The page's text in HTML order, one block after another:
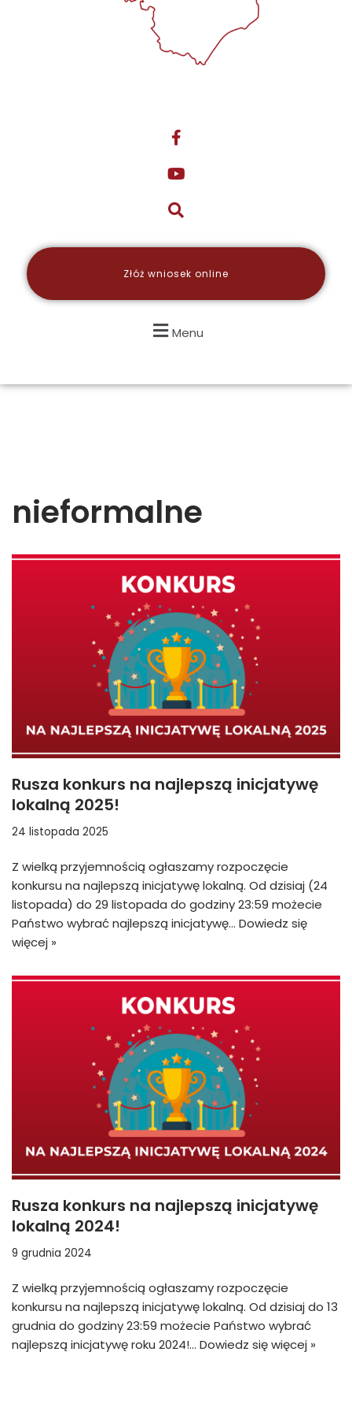
Złóż wniosek online
Menu
nieformalne
Rusza konkurs na najlepszą inicjatywę
lokalną 2025!
24 listopada 2025
Z wielką przyjemnością ogłaszamy rozpoczęcie
konkursu na najlepszą inicjatywę lokalną. Od dzisiaj (24
listopada) do 29 listopada do godziny 23:59 możecie
Państwo wybrać najlepszą inicjatywę… Dowiedz się
więcej »
Rusza konkurs na najlepszą inicjatywę
lokalną 2024!
9 grudnia 2024
Z wielką przyjemnością ogłaszamy rozpoczęcie
konkursu na najlepszą inicjatywę lokalną. Od dzisiaj do 13
grudnia do godziny 23:59 możecie Państwo wybrać
najlepszą inicjatywę roku 2024!… Dowiedz się więcej »